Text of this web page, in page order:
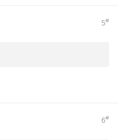
5#
6#